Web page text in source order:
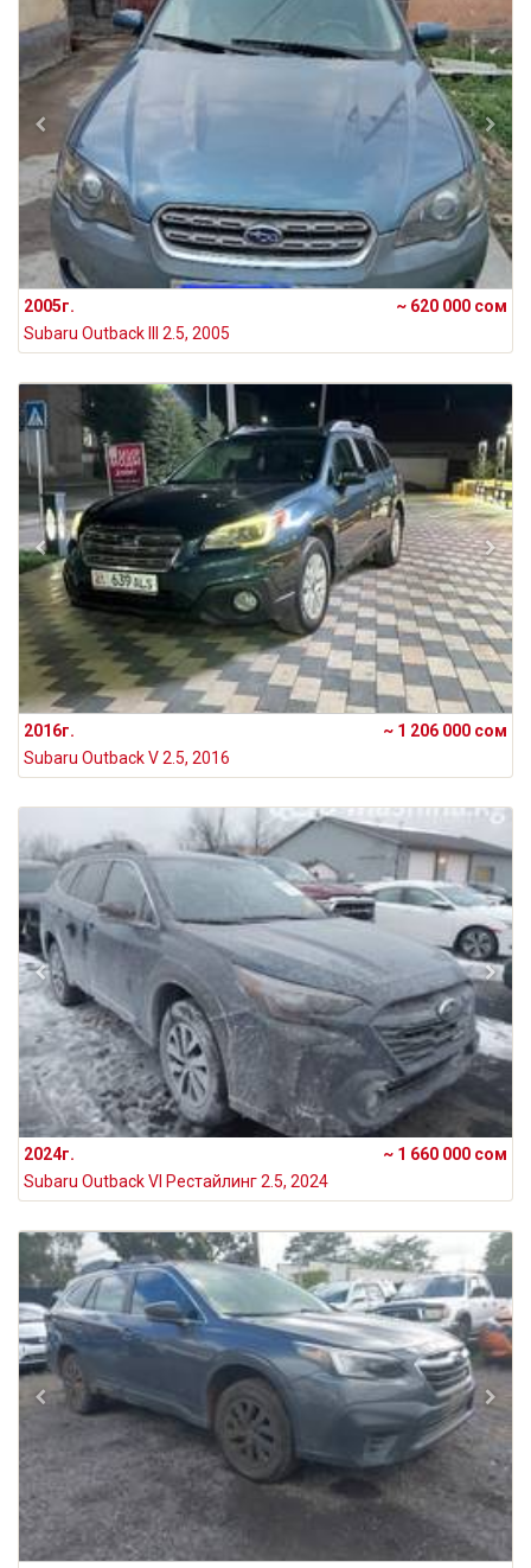
2005г.
~ 620 000 сом
Subaru Outback III 2.5, 2005
2016г.
~ 1 206 000 сом
Subaru Outback V 2.5, 2016
2024г.
~ 1 660 000 сом
Subaru Outback VI Рестайлинг 2.5, 2024